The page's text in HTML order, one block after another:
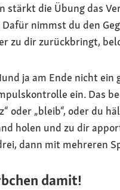
stärkt die Übung das
nimmst du den
zu dir zurückbringt,
ja am Ende nicht
ein. Das
oder „bleib“, oder du
holen und zu dir
dann mit mehreren
damit!